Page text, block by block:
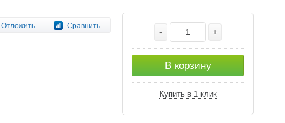
Отложить Сравнить
- +
В корзину
Купить в 1 клик